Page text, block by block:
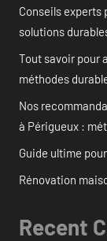
Conseils experts
solutions
Tout savoir pour
méthodes
Nos
à Périgueux :
Guide ultime
Rénovation
Recent